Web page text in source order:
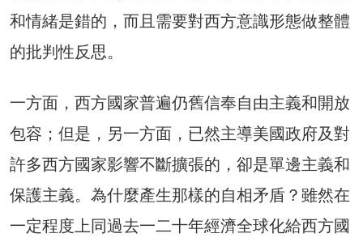
和情緒是錯的，而且需要對西方意識形態做整體
的批判性反思。
一方面，西方國家普遍仍舊信奉自由主義和開放
包容；但是，另一方面，已然主導美國政府及對
許多西方國家影響不斷擴張的，卻是單邊主義和
保護主義。為什麼產生那樣的自相矛盾？雖然在
一定程度上同過去一二十年經濟全球化給西方國